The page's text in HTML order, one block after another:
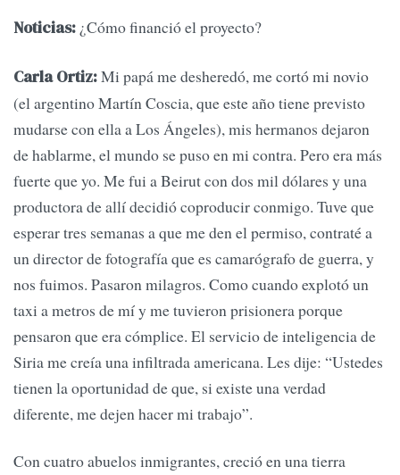
Noticias: ¿Cómo financió el proyecto?
Carla Ortiz:Mi papá me desheredó, me cortó mi novio
(el argentino Martín Coscia, que este año tiene previsto
mudarse con ella a Los Ángeles), mis hermanos dejaron
de hablarme, el mundo se puso en mi contra. Pero era más
fuerte que yo. Me fui a Beirut con dos mil dólares y una
productora de allí decidió coproducir conmigo. Tuve que
esperar tres semanas a que me den el permiso, contraté a
un director de fotografía que es camarógrafo de guerra, y
nos fuimos. Pasaron milagros. Como cuando explotó un
taxi a metros de mí y me tuvieron prisionera porque
pensaron que era cómplice. El servicio de inteligencia de
Siria me creía una infiltrada americana. Les dije: “Ustedes
tienen la oportunidad de que, si existe una verdad
diferente, me dejen hacer mi trabajo”.
Con cuatro abuelos inmigrantes, creció en una tierra